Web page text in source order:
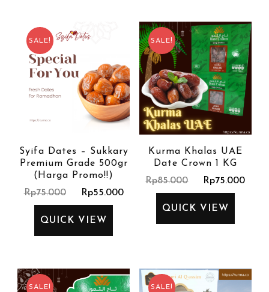
SALE!
Syifa Dates – Sukkary
Premium Grade 500gr
(Harga Promo!!)
Rp75.000 Rp55.000
QUICK VIEW
SALE!
Kurma Khalas UAE
Date Crown 1 KG
Rp85.000 Rp75.000
QUICK VIEW
SALE! SALE!